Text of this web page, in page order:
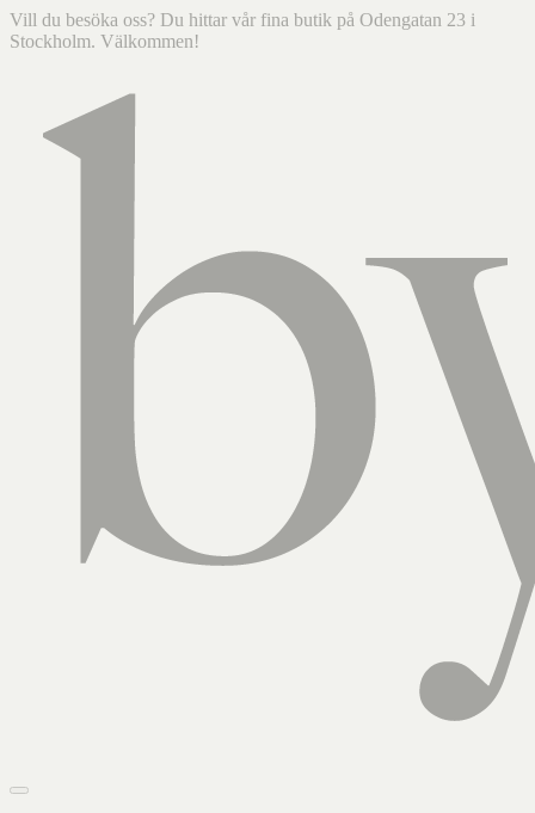
Vill du besöka oss? Du hittar vår fina butik på Odengatan 23 i
Stockholm. Välkommen!